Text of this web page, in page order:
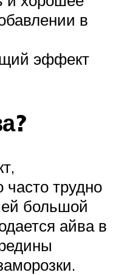
в
эффект
трудно
большой
айва в